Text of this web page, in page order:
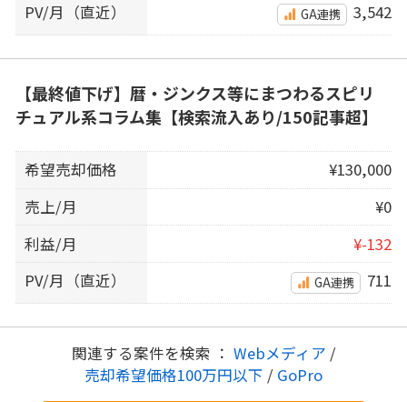
PV/月（直近）
GA連携 3,542
【最終値下げ】暦・ジンクス等にまつわるスピリ
チュアル系コラム集【検索流入あり/150記事超】
希望売却価格
¥130,000
売上/月
¥0
利益/月
¥-132
PV/月（直近）
GA連携 711
関連する案件を検索 ： Webメディア /
売却希望価格100万円以下 / GoPro